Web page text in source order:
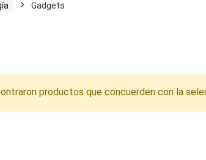
Gadgets
productos que concuerden con la